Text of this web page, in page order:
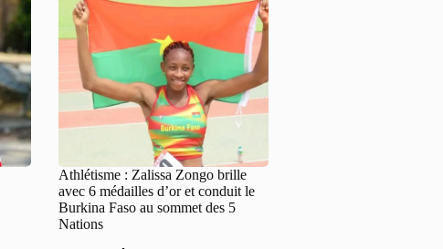
Athlétisme : Zalissa Zongo brille
avec 6 médailles d’or et conduit le
Burkina Faso au sommet des 5
Nations